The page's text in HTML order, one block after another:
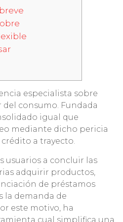
especialista sobre
consumo. Fundada
igual que
mediante dicho pericia
a trayecto.
usuarios a concluir las
adquirir productos,
de préstamos
la demanda de
este motivo, ha
cual simplifica una